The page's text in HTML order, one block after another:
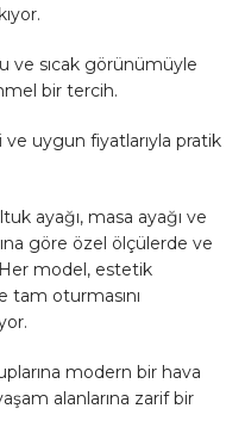
ve sıcak görünümüyle
bir tercih.
ve uygun fiyatlarıyla pratik
ayağı, masa ayağı ve
göre özel ölçülerde ve
model, estetik
tam oturmasını
modern bir hava
alanlarına zarif bir